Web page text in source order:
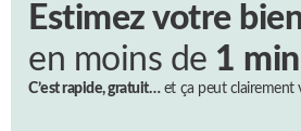
Estimez votre
en moins de 1
C’est rapide, gratuit…et ça peut clairement